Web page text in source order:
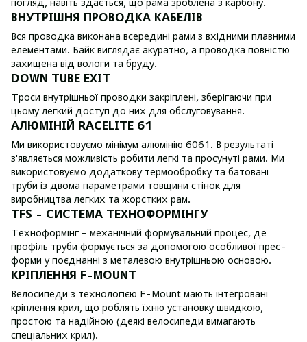
погляд, навіть здається, що рама зроблена з карбону.
ВНУТРІШНЯ ПРОВОДКА КАБЕЛІВ
Вся проводка виконана всередині рами з вхідними плавними
елементами. Байк виглядає акуратно, а проводка повністю
захищена від вологи та бруду.
DOWN TUBE EXIT
Троси внутрішньої проводки закріплені, зберігаючи при
цьому легкий доступ до них для обслуговування.
АЛЮМІНІЙ RACELITE 61
Ми використовуємо мінімум алюмінію 6061. В результаті
з'являється можливість робити легкі та просунуті рами. Ми
використовуємо додаткову термообробку та батовані
труби із двома параметрами товщини стінок для
виробництва легких та жорстких рам.
TFS - СИСТЕМА ТЕХНОФОРМІНГУ
Техноформінг – механічний формувальний процес, де
профіль труби формується за допомогою особливої прес-
форми у поєднанні з металевою внутрішньою основою.
КРІПЛЕННЯ F-MOUNT
Велосипеди з технологією F-Mount мають інтегровані
кріплення крил, що роблять їхню установку швидкою,
простою та надійною (деякі велосипеди вимагають
спеціальних крил).